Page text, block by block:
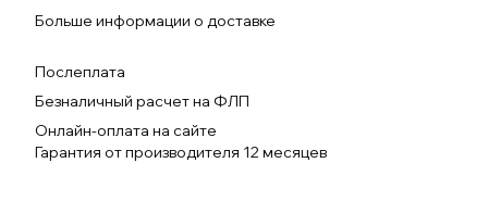
Больше информации о доставке
Послеплата
Безналичный расчет на ФЛП
Онлайн-оплата на сайте
Гарантия от производителя 12 месяцев